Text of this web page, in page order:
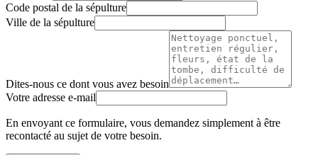
Code postal de la sépulture
Ville de la sépulture
Dites-nous ce dont vous avez besoin
Votre adresse e-mail
En envoyant ce formulaire, vous demandez simplement à être
recontacté au sujet de votre besoin.